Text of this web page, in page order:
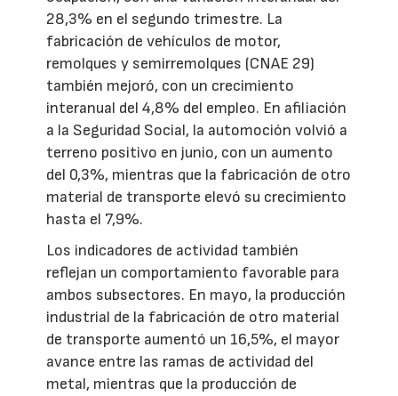
28,3% en el segundo trimestre. La
fabricación de vehículos de motor,
remolques y semirremolques (CNAE 29)
también mejoró, con un crecimiento
interanual del 4,8% del empleo. En afiliación
a la Seguridad Social, la automoción volvió a
terreno positivo en junio, con un aumento
del 0,3%, mientras que la fabricación de otro
material de transporte elevó su crecimiento
hasta el 7,9%.
Los indicadores de actividad también
reflejan un comportamiento favorable para
ambos subsectores. En mayo, la producción
industrial de la fabricación de otro material
de transporte aumentó un 16,5%, el mayor
avance entre las ramas de actividad del
metal, mientras que la producción de